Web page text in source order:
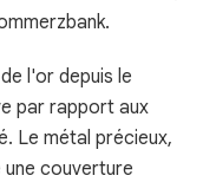
l'or depuis le
par rapport aux
Le métal précieux,
couverture